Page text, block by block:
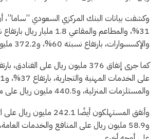
والإكسسوارات، بارتفاع نسبته 60%، و372.2 مليون ريال على الثقافة والترفيه، مرتفعًا 39%.
والمستلزمات المنزلية، و440.5 مليون ريال على مواد البناء والتعمير. وفق “أخبار 24”.